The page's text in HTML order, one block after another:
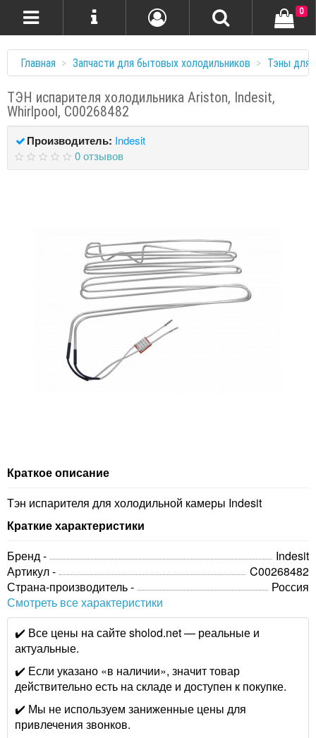
0
Главная Запчасти для бытовых холодильников Тэны для
ТЭН испарителя холодильника Ariston, Indesit,
Whirlpool, C00268482
Производитель: Indesit
0 отзывов
Краткое описание
Тэн испарителя для холодильной камеры Indesit
Краткие характеристики
Бренд -
Indesit
Артикул -
C00268482
Страна-производитель -
Россия
Смотреть все характеристики
✔️ Все цены на сайте sholod.net — реальные и
актуальные.
✔️ Если указано «в наличии», значит товар
действительно есть на складе и доступен к покупке.
✔️ Мы не используем заниженные цены для
привлечения звонков.